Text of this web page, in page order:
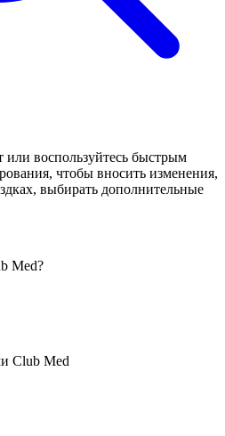
воспользуйтесь быстрым
чтобы вносить изменения,
выбирать дополнительные
Med?
Club Med